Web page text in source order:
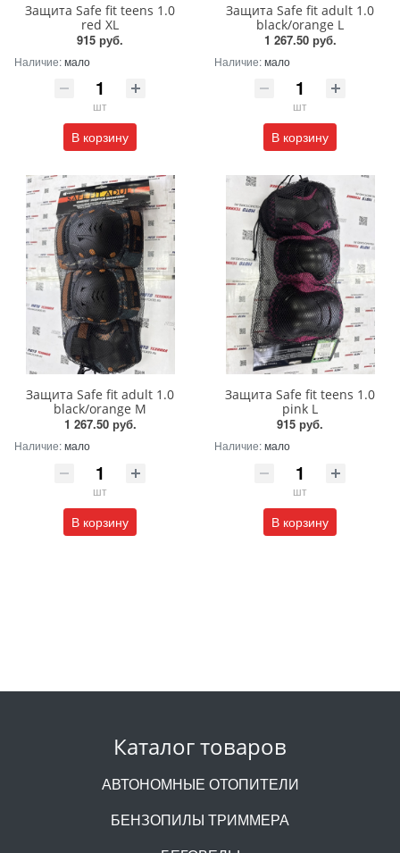
Защита Safe fit teens 1.0
red XL
915 руб.
Наличие:мало
шт
В корзину
Защита Safe fit adult 1.0
black/orange L
1 267.50 руб.
Наличие:мало
шт
В корзину
Защита Safe fit adult 1.0
black/orange M
1 267.50 руб.
Наличие:мало
шт
В корзину
Защита Safe fit teens 1.0
pink L
915 руб.
Наличие:мало
шт
В корзину
Каталог товаров
АВТОНОМНЫЕ ОТОПИТЕЛИ
БЕНЗОПИЛЫ ТРИММЕРА